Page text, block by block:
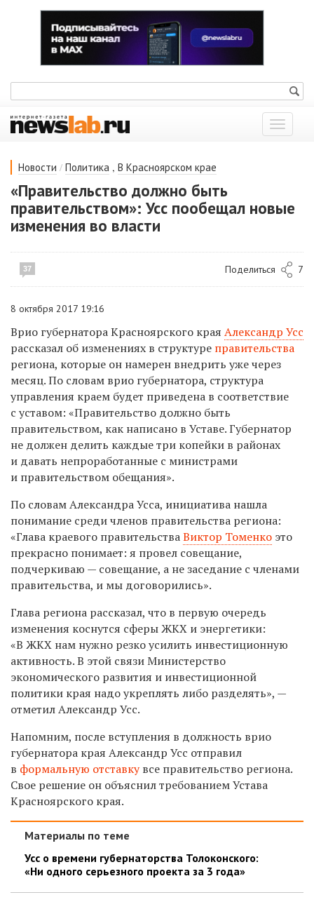
Показать
меню
Новости / Политика , В Красноярском крае
«Правительство должно быть
правительством»: Усс пообещал новые
изменения во власти
37 Поделиться 7
8 октября 2017 19:16
Врио губернатора Красноярского края Александр Усс
рассказал об изменениях в структуре правительства
региона, которые он намерен внедрить уже через
месяц. По словам врио губернатора, структура
управления краем будет приведена в соответствие
с уставом: «Правительство должно быть
правительством, как написано в Уставе. Губернатор
не должен делить каждые три копейки в районах
и давать непроработанные с министрами
и правительством обещания».
По словам Александра Усса, инициатива нашла
понимание среди членов правительства региона:
«Глава краевого правительстваВиктор Томенко это
прекрасно понимает: я провел совещание,
подчеркиваю — совещание, а не заседание с членами
правительства, и мы договорились».
Глава региона рассказал, что в первую очередь
изменения коснутся сферы ЖКХ и энергетики:
«В ЖКХ нам нужно резко усилить инвестиционную
активность. В этой связи Министерство
экономического развития и инвестиционной
политики края надо укреплять либо разделять», —
отметил Александр Усс.
Напомним, после вступления в должность врио
губернатора края Александр Усс отправил
в формальную отставкувсе правительство региона.
Свое решение он объяснил требованием Устава
Красноярского края.
Материалы по теме
Усс о времени губернаторства Толоконского:
«Ни одного серьезного проекта за 3 года»